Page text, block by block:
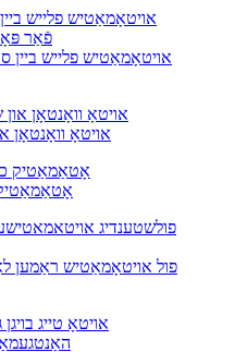
אויטאָמאַטיש פלייש
אויטאָ וואָנטאָן
אָטאַמאַטיק